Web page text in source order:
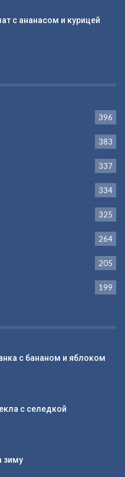
с ананасом и курицей
396
383
337
334
325
264
205
199
с бананом и яблоком
с селедкой
зиму